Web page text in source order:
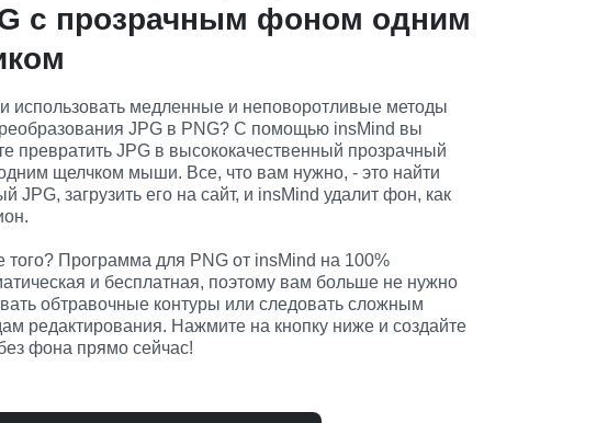
с прозрачным фоном одним
использовать медленные и неповоротливые методы
JPG в PNG? С помощью insMind вы
превратить JPG в высококачественный прозрачный
щелчком мыши. Все, что вам нужно, - это найти
JPG, загрузить его на сайт, и insMind удалит фон, как
того? Программа для PNG от insMind на 100%
и бесплатная, поэтому вам больше не нужно
обтравочные контуры или следовать сложным
редактирования. Нажмите на кнопку ниже и создайте
фона прямо сейчас!